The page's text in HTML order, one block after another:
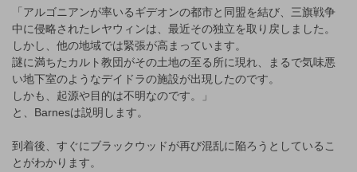
「アルゴニアンが率いるギデオンの都市と同盟を結び、三旗戦争
中に侵略されたレヤウィンは、最近その独立を取り戻しました。
しかし、他の地域では緊張が高まっています。
謎に満ちたカルト教団がその土地の至る所に現れ、まるで気味悪
い地下室のようなデイドラの施設が出現したのです。
しかも、起源や目的は不明なのです。」
と、Barnesは説明します。
到着後、すぐにブラックウッドが再び混乱に陥ろうとしているこ
とがわかります。